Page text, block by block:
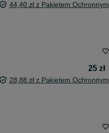
44,40 zł z Pakietem Ochronnym
25 zł
28,88 zł z Pakietem Ochronnym